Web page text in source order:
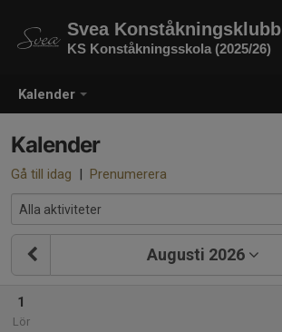
Kalender
Svea Konståkningsklubb
KS Konståkningsskola (2025/26)
Kalender
Gå till idag | Prenumerera
Augusti 2026
1
Lör